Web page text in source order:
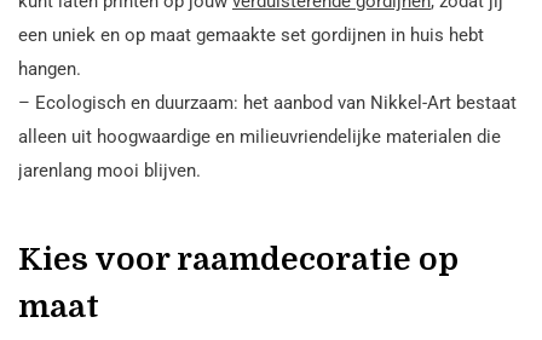
een uniek en op maat gemaakte set gordijnen in huis hebt
hangen.
– Ecologisch en duurzaam: het aanbod van Nikkel-Art bestaat
alleen uit hoogwaardige en milieuvriendelijke materialen die
jarenlang mooi blijven.
Kies voor raamdecoratie op
maat